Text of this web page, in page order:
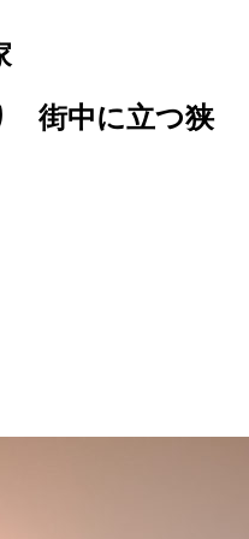
街中に立つ狭